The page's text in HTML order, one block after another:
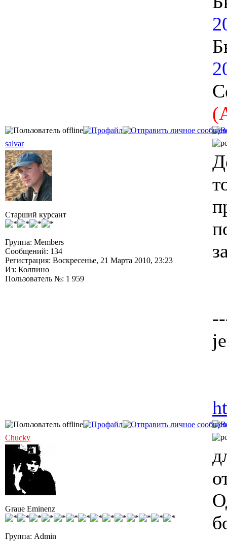
salvar
Старший курсант
Группа: Members
Сообщений: 134
Регистрация: Воскресенье, 21 Марта 2010, 23:23
Из: Колпино
Пользователь №: 1 959
Chucky
Graue Eminenz
Группа: Admin